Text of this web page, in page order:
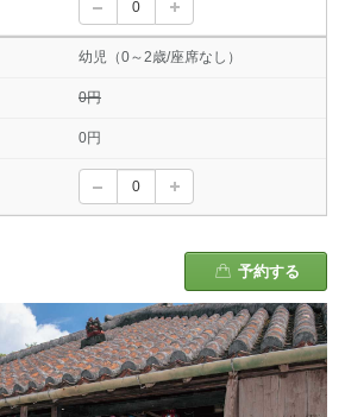
幼児（0～2歳/座席なし）
0円
0円
予約する